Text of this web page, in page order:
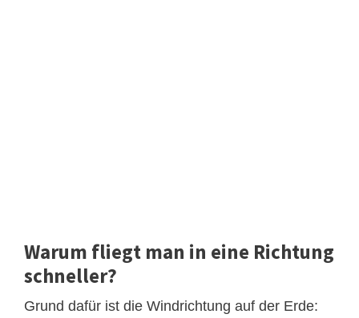
Warum fliegt man in eine Richtung
schneller?
Grund dafür ist die Windrichtung auf der Erde: